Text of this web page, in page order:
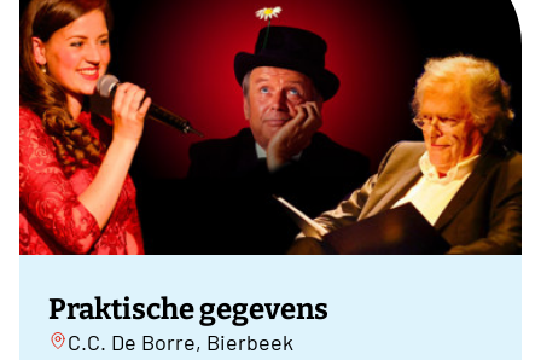
Praktische gegevens
C.C. De Borre, Bierbeek